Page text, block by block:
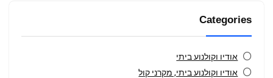
Categories
אודיו וקולנוע ביתי
אודיו וקולנוע ביתי, מקרני קול